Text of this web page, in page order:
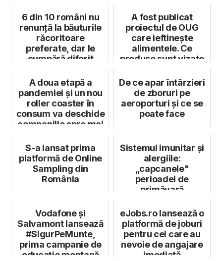
6 din 10 români nu
renunță la băuturile
răcoritoare
preferate, dar le
cumpără diferit
A fost publicat
proiectul de OUG
care ieftinește
alimentele. Ce
produse sunt vizate
A doua etapă a
pandemiei și un nou
roller coaster în
consum va deschide
companiile spre mai
De ce apar întârzieri
de zboruri pe
aeroporturi și ce se
poate face
S-a lansat prima
platformă de Online
Sampling din
România
Sistemul imunitar și
alergiile:
„capcanele"
perioadei de
primăvară
Vodafone și
Salvamont lansează
#SigurPeMunte,
prima campanie de
educație montană
eJobs.ro lansează o
platformă de joburi
pentru cei care au
nevoie de angajare
imediată